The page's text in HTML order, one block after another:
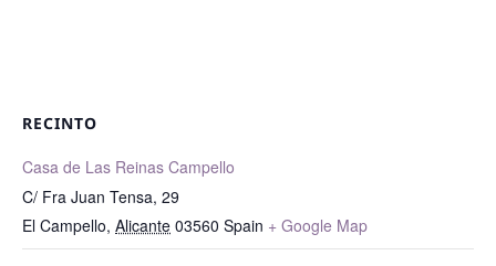
RECINTO
Casa de Las Reinas Campello
C/ Fra Juan Tensa, 29
El Campello, Alicante 03560 Spain + Google Map